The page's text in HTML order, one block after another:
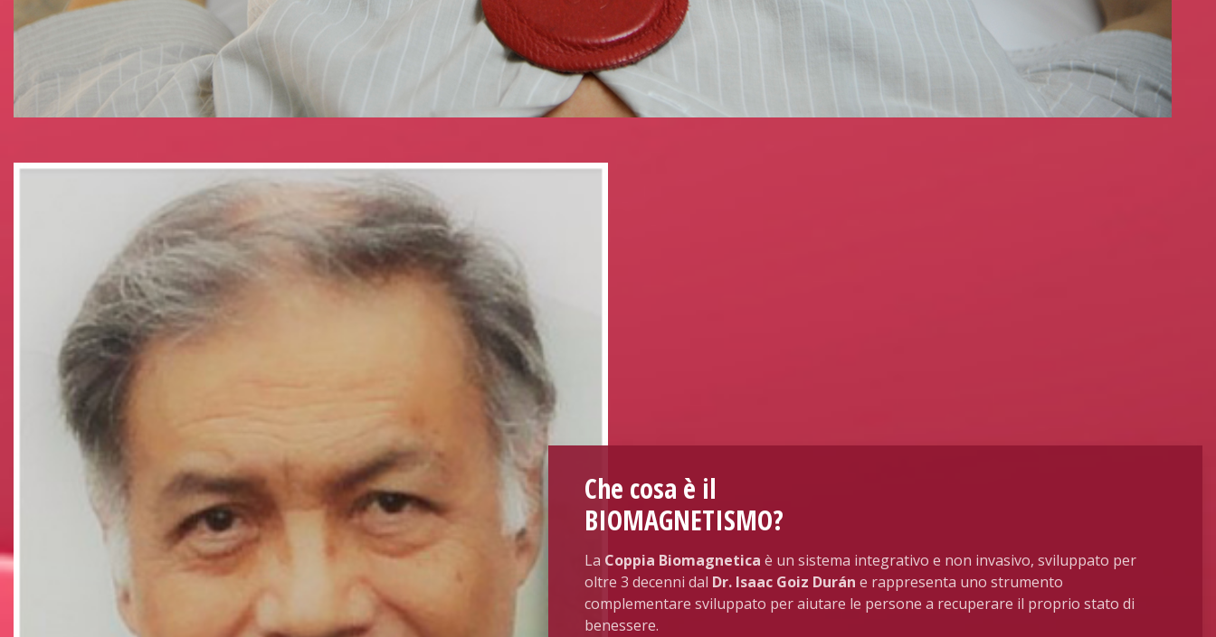
Che cosa è il
BIOMAGNETISMO?
La Coppia Biomagnetica è un sistema integrativo e non invasivo, sviluppato per
oltre 3 decenni dal Dr. Isaac Goiz Durán e rappresenta uno strumento
complementare sviluppato per aiutare le persone a recuperare il proprio stato di
benessere.